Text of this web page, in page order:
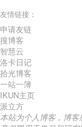
友情链接：
申请友链
搜博客
智慧云
洛卡日记
拾光博客
一站一簿
IKUN主页
派立方
本站为个人博客，博